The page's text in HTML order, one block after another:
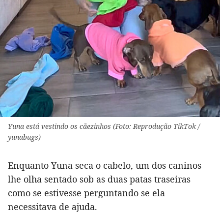
Yuna está vestindo os cãezinhos (Foto: Reprodução TikTok /
yunabugs)
Enquanto Yuna seca o cabelo, um dos caninos
lhe olha sentado sob as duas patas traseiras
como se estivesse perguntando se ela
necessitava de ajuda.